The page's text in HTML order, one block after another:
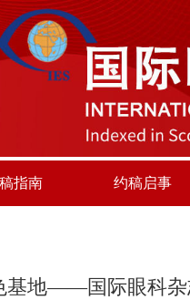
指南 约稿启事
基地——国际眼科杂